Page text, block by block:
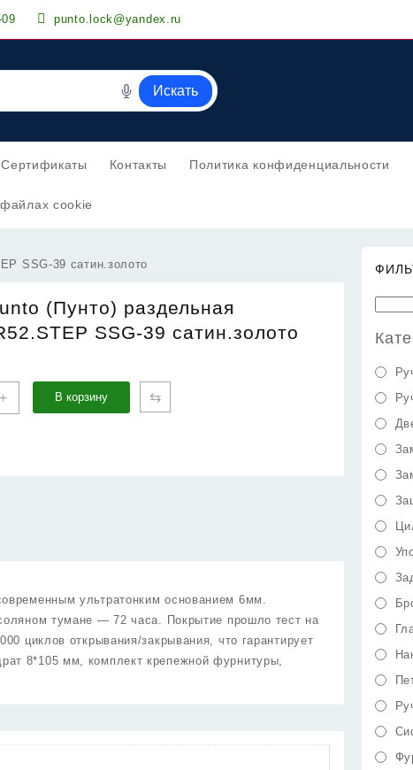
punto.lock@yandex.ru
Искать
Сертификаты Контакты Политика конфиденциальности
cookie
SSG-39 сатин.золото
(Пунто) раздельная
SSG-39 сатин.золото
+ В корзину ⇆
ультратонким основанием 6мм.
тумане — 72 часа. Покрытие прошло тест на
циклов открывания/закрывания, что гарантирует
8*105 мм, комплект крепежной фурнитуры,